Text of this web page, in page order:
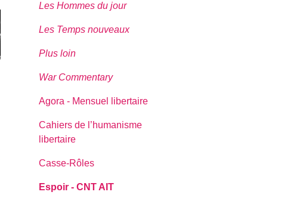
Les Hommes du jour
Les Temps nouveaux
Plus loin
War Commentary
Agora - Mensuel libertaire
Cahiers de l’humanisme
libertaire
Casse-Rôles
Espoir - CNT AIT